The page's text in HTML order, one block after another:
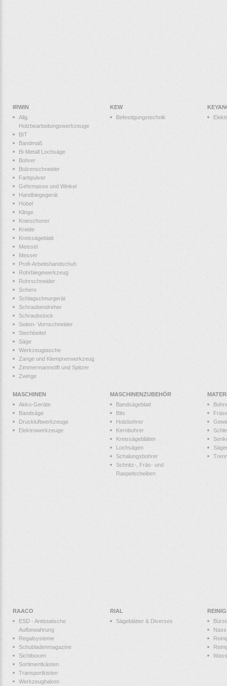
IRWIN
Allg.
Holzbearbeitungswerkzeuge
BIT
Bandmaß
Bi-Metall Lochsäge
Bohrer
Bolzenschneider
Farbpulver
Gehrmasse und Winkel
Handbiegegerät
Hobel
Klinge
Knieschoner
Kreide
Kreissägeblatt
Meissel
Messer
Profi-Arbeitshandschuh
Rohrbiegewerkzeug
Rohrschneider
Schere
Schlagschnurgerät
Schraubendreher
Schraubstock
Seiten- Vornschneider
Stechbeitel
Säge
Werkzeugtasche
Zange und Klempnerwerkzeug
Zimmermannstift und Spitzer
Zwinge
KEW
Befestigungstechnik
MASCHINEN
Akku-Geräte
Bandsäge
Druckluftwerkzeuge
Elektrowerkzeuge
MASCHINENZUBEHÖR
Bandsägeblatt
Bits
Holzbohrer
Kernbohrer
Kreissägeblätter
Lochsägen
Schalungsbohrer
Schnitz-, Fräs- und
Raspelscheiben
RAACO
ESD - Antistatische
Aufbewahrung
Regalsysteme
Schubladenmagazine
Sichtboxen
Sortimentkästen
Transportkisten
Werkzeughaken
RIAL
Sägeblätter & Diverses